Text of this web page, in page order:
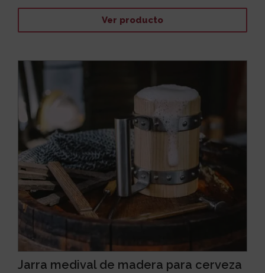
Ver producto
Jarra medival de madera para cerveza